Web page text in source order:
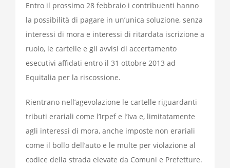
Entro il prossimo 28 febbraio i contribuenti hanno
la possibilità di pagare in un’unica soluzione, senza
interessi di mora e interessi di ritardata iscrizione a
ruolo, le cartelle e gli avvisi di accertamento
esecutivi affidati entro il 31 ottobre 2013 ad
Equitalia per la riscossione.
Rientrano nell’agevolazione le cartelle riguardanti
tributi erariali come l’Irpef e l’Iva e, limitatamente
agli interessi di mora, anche imposte non erariali
come il bollo dell’auto e le multe per violazione al
codice della strada elevate da Comuni e Prefetture.